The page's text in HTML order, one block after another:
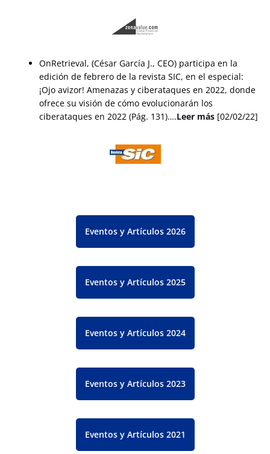
OnRetrieval, (César García J., CEO) participa en la
edición de febrero de la revista SIC, en el especial:
¡Ojo avizor! Amenazas y ciberataques en 2022, donde
ofrece su visión de cómo evolucionarán los
ciberataques en 2022 (Pág. 131)….Leer más [02/02/22]
Eventos y Artículos 2026
Eventos y Artículos 2025
Eventos y Artículos 2024
Eventos y Artículos 2023
Eventos y Artículos 2021